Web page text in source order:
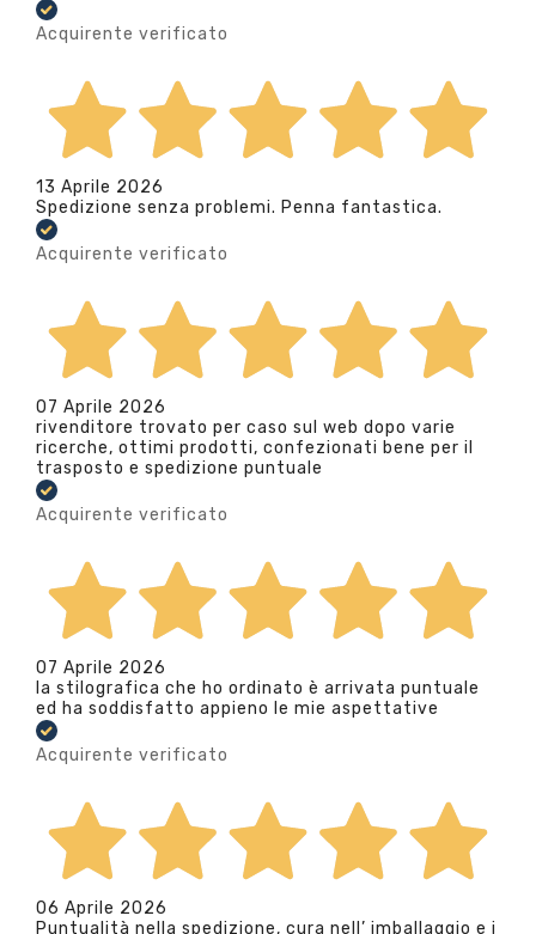
Acquirente verificato
13 Aprile 2026
Spedizione senza problemi. Penna fantastica.
Acquirente verificato
07 Aprile 2026
rivenditore trovato per caso sul web dopo varie
ricerche, ottimi prodotti, confezionati bene per il
trasposto e spedizione puntuale
Acquirente verificato
07 Aprile 2026
la stilografica che ho ordinato è arrivata puntuale
ed ha soddisfatto appieno le mie aspettative
Acquirente verificato
06 Aprile 2026
Puntualità nella spedizione, cura nell’ imballaggio e i